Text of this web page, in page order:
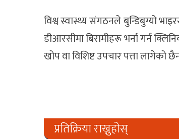
विश्व स्वास्थ्य संगठनले बुन्डिबुग्यो
डीआरसीमा बिरामीहरू भर्ना गर्न
खोप वा विशिष्ट उपचार पत्ता लागेको
प्रतिक्रिया राख्नुहोस्